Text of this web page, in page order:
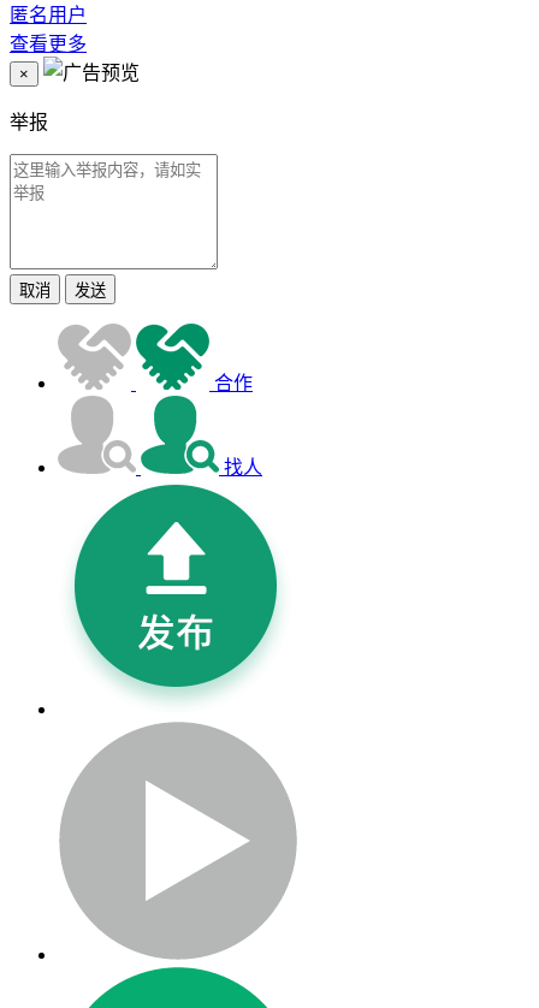
匿名用户
查看更多
×
举报
取消 发送
合作
找人